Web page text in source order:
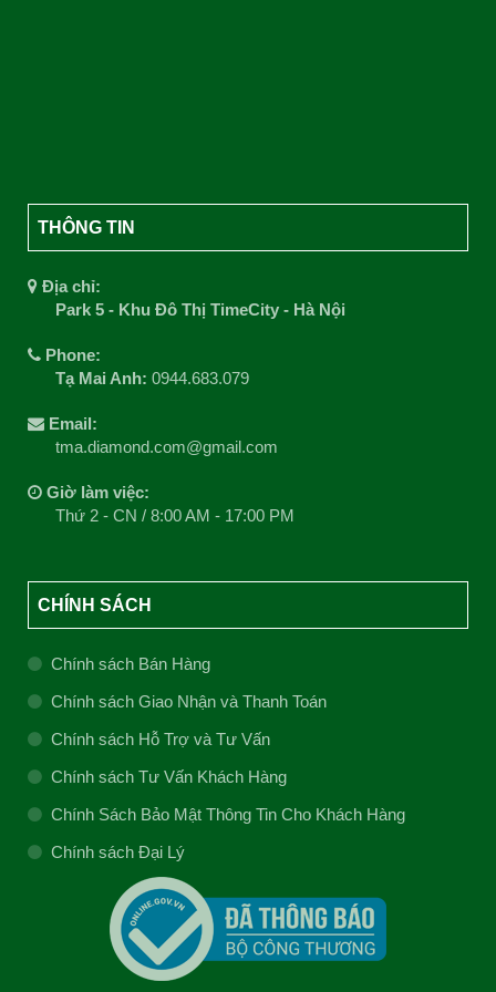
THÔNG TIN
Địa chỉ:
Park 5 - Khu Đô Thị TimeCity - Hà Nội
Phone:
Tạ Mai Anh: 0944.683.079
Email:
tma.diamond.com@gmail.com
Giờ làm việc:
Thứ 2 - CN / 8:00 AM - 17:00 PM
CHÍNH SÁCH
Chính sách Bán Hàng
Chính sách Giao Nhận và Thanh Toán
Chính sách Hỗ Trợ và Tư Vấn
Chính sách Tư Vấn Khách Hàng
Chính Sách Bảo Mật Thông Tin Cho Khách Hàng
Chính sách Đại Lý